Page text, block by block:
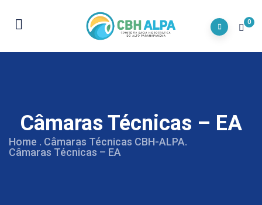
0
Câmaras Técnicas – EA
Home . Câmaras Técnicas CBH-ALPA.
Câmaras Técnicas – EA